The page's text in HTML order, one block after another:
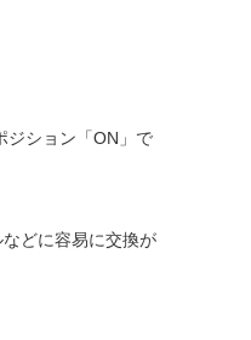
ジション「ON」で
どに容易に交換が